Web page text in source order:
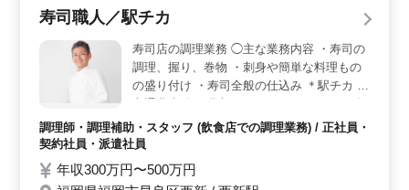
や仕込み、鮮魚など水産物の加工、材料の管理・発注、
厨房清掃などを担当します。これまで培ってきた調理経
験を活かしながら働ける環境で、和食や鮮魚加工の技術
を発揮しやすい職場です。 ＜安心して働ける環境
＞ 交通費支給があり、毎日の通勤負担を抑えながら勤
務できます。雇用・労災・健康・厚生年金を完備してい
るため、安心して長く働ける環境です。
寿司職人／駅チカ
寿司店の調理業務 ◯主な業務内容 ・寿司の
調理、握り、巻物 ・刺身や簡単な料理もの
の盛り付け ・寿司全般の仕込み ＊駅チカ ＊
交通費支給 ＊賞与あり シニアのベテラン寿
司職人が活躍中！ あなたもぜひ当店で活躍
しませんか？
調理師・調理補助・スタッフ (飲食店での調理業務) / 正社員・
契約社員・派遣社員
年収300万円〜500万円